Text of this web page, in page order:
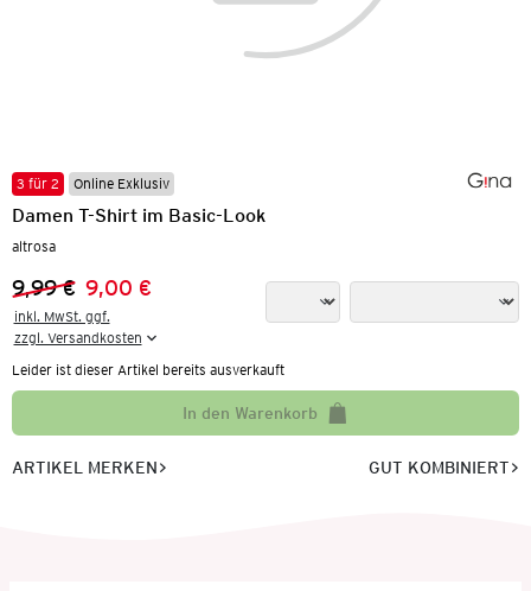
3 für 2 Online Exklusiv
Damen T-Shirt im Basic-Look
altrosa
Vorheriger Preis:
9,99 €
Neuer Preis:
9,00 €
inkl. MwSt. ggf.
zzgl. Versandkosten
Leider ist dieser Artikel bereits ausverkauft
In den Warenkorb
ARTIKEL MERKEN GUT KOMBINIERT